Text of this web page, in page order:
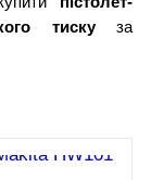
тискуза